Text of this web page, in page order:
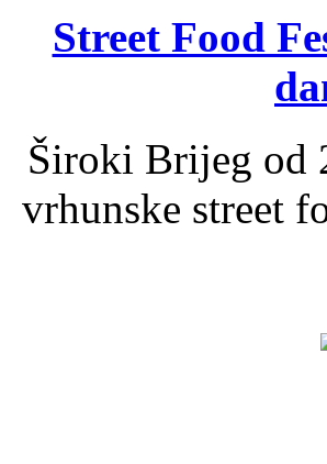
Street Food
Široki Brijeg od
vrhunske street